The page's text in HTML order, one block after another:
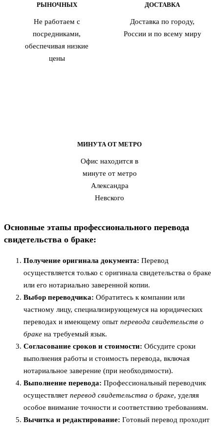
РЫНОЧНЫХ
Не работаем с
посредниками,
обеспечивая низкие
цены
ДОСТАВКА
Доставка по городу,
России и по всему миру
МИНУТА ОТ МЕТРО
Офис находится в
минуте от метро
Александра
Невского
Основные этапы профессионального перевода
свидетельства о браке:
Получение оригинала документа: Перевод
осуществляется только с оригинала свидетельства о браке
или его нотариально заверенной копии.
Выбор переводчика: Обратитесь к компании или
частному лицу, специализирующемуся на юридических
переводах и имеющему опыт перевода свидетельств о
браке на требуемый язык.
Согласование сроков и стоимости: Обсудите сроки
выполнения работы и стоимость перевода, включая
нотариальное заверение (при необходимости).
Выполнение перевода: Профессиональный переводчик
осуществляет перевод свидетельства о браке, уделяя
особое внимание точности и соответствию требованиям.
Вычитка и редактирование: Готовый перевод проходит